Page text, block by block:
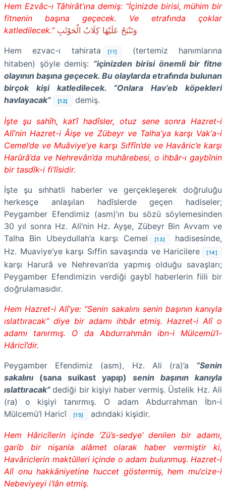
Hem Ezvâc-ı Tâhirât’ına demiş: “İçinizde birisi, mühim bir
fitnenin başına geçecek. Ve etrafında çoklar
katledilecek.”
Hem ezvac-ı tahirata
[11]
(tertemiz hanımlarına
hitaben) şöyle demiş: “içinizden birisi önemli bir fitne
olayının başına geçecek. Bu olaylarda etrafında bulunan
birçok kişi katledilecek. “Onlara Hav’eb köpekleri
havlayacak”
[12] demiş.
İşte şu sahîh, kat‘î hadîsler, otuz sene sonra Hazret-i
Alî’nin Hazret-i Âişe ve Zübeyr ve Talha’ya karşı Vak‘a-i
Cemel’de ve Muâviye’ye karşı Sıffîn’de ve Havâric’e karşı
Harûrâ’da ve Nehrevân’da muhârebesi, o ihbâr-ı gaybînin
bir tasdîk-i fi‘lîsidir.
İşte şu sıhhatli haberler ve gerçekleşerek doğruluğu
herkesçe anlaşılan hadîslerde geçen hadiseler;
Peygamber Efendimiz (asm)’ın bu sözü söylemesinden
30 yıl sonra Hz. Ali’nin Hz. Ayşe, Zübeyr Bin Avvam ve
Talha Bin Ubeydullah’a karşı Cemel
[13]
hadisesinde,
Hz. Muaviye’ye karşı Sıffin savaşında ve Haricilere
[14]
karşı Harurâ ve Nehrevan’da yapmış olduğu savaşları;
Peygamber Efendimizin verdiği gaybî haberlerin fiili bir
doğrulamasıdır.
Hem Hazret-i Alî’ye: “Senin sakalını senin başının kanıyla
ıslattıracak” diye bir adamı ihbâr etmiş. Hazret-i Alî o
adamı tanırmış. O da Abdurrahmân ibn-i Mülcemü’l-
Hâricî’dir.
Peygamber Efendimiz (asm), Hz. Ali (ra)’a “Senin
sakalını (sana suikast yapıp) senin başının kanıyla
ıslattıracak” dediği bir kişiyi haber vermiş. Üstelik Hz. Ali
(ra) o kişiyi tanırmış. O adam Abdurrahman İbn-i
Mülcemü’l Haricî
[15] adındaki kişidir.
Hem Hâricîlerin içinde ‘Zü’s-sedye’ denilen bir adamı,
garib bir nişanla alâmet olarak haber vermiştir ki,
Havâriclerin maktûlleri içinde o adam bulunmuş. Hazret-i
Alî onu hakkāniyetine huccet göstermiş, hem mu‘cize-i
Nebeviyeyi i‘lân etmiş.